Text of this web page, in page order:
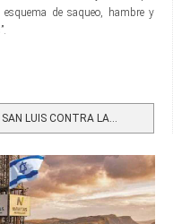
de saqueo, hambre y
LUIS CONTRA LA...